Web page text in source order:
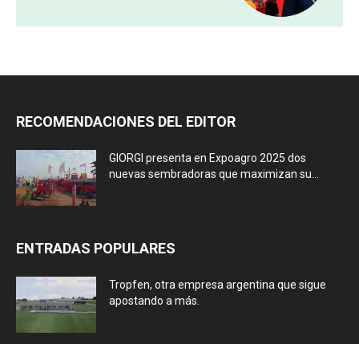
RECOMENDACIONES DEL EDITOR
GIORGI presenta en Expoagro 2025 dos
nuevas sembradoras que maximizan su...
ENTRADAS POPULARES
Tropfen, otra empresa argentina que sigue
apostando a más.